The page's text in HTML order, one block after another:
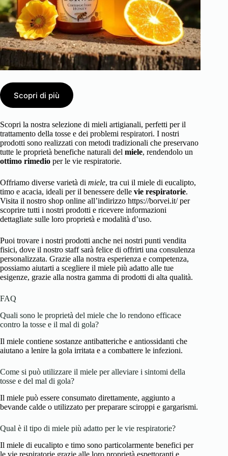
Scopri di più
Scopri la nostra selezione di mieli artigianali, perfetti per il
trattamento della tosse e dei problemi respiratori. I nostri
prodotti sono realizzati con metodi tradizionali che preservano
tutte le proprietà benefiche naturali del miele, rendendolo un
ottimo rimedio per le vie respiratorie.
Offriamo diverse varietà di miele, tra cui il miele di eucalipto,
timo e acacia, ideali per il benessere delle vie respiratorie.
Visita il nostro shop online all’indirizzo https://borvei.it/ per
scoprire tutti i nostri prodotti e ricevere informazioni
dettagliate sulle loro proprietà e modalità d’uso.
Puoi trovare i nostri prodotti anche nei nostri punti vendita
fisici, dove il nostro staff sarà felice di offrirti una consulenza
personalizzata. Grazie alla nostra esperienza e competenza,
possiamo aiutarti a scegliere il miele più adatto alle tue
esigenze, grazie alla nostra gamma di prodotti di alta qualità.
FAQ
Quali sono le proprietà del miele che lo rendono efficace
contro la tosse e il mal di gola?
Il miele contiene sostanze antibatteriche e antiossidanti che
aiutano a lenire la gola irritata e a combattere le infezioni.
Come si può utilizzare il miele per alleviare i sintomi della
tosse e del mal di gola?
Il miele può essere consumato direttamente, aggiunto a
bevande calde o utilizzato per preparare sciroppi e gargarismi.
Qual è il tipo di miele più adatto per le vie respiratorie?
Il miele di eucalipto e timo sono particolarmente benefici per
le vie respiratorie grazie alle loro proprietà espettoranti e